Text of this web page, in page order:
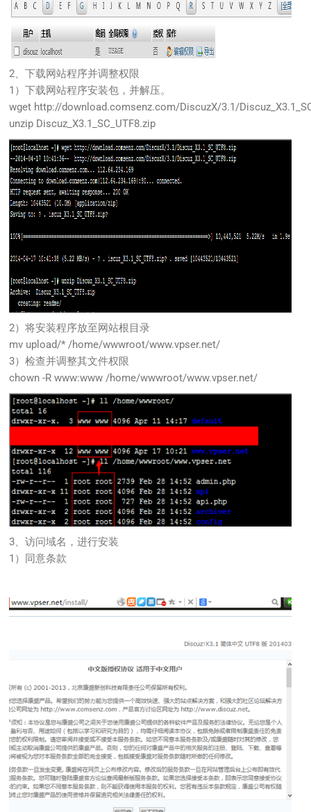
2、下载网站程序并调整权限
1）下载网站程序安装包，并解压。
wget http://download.comsenz.com/DiscuzX/3.1/
unzip Discuz_X3.1_SC_UTF8.zip
2）将安装程序放至网站根目录
mv upload/* /home/wwwroot/www.vpser.net/
3）检查并调整其文件权限
chown -R www:www /home/wwwroot/www.vpser.net/
3、访问域名，进行安装
1）同意条款